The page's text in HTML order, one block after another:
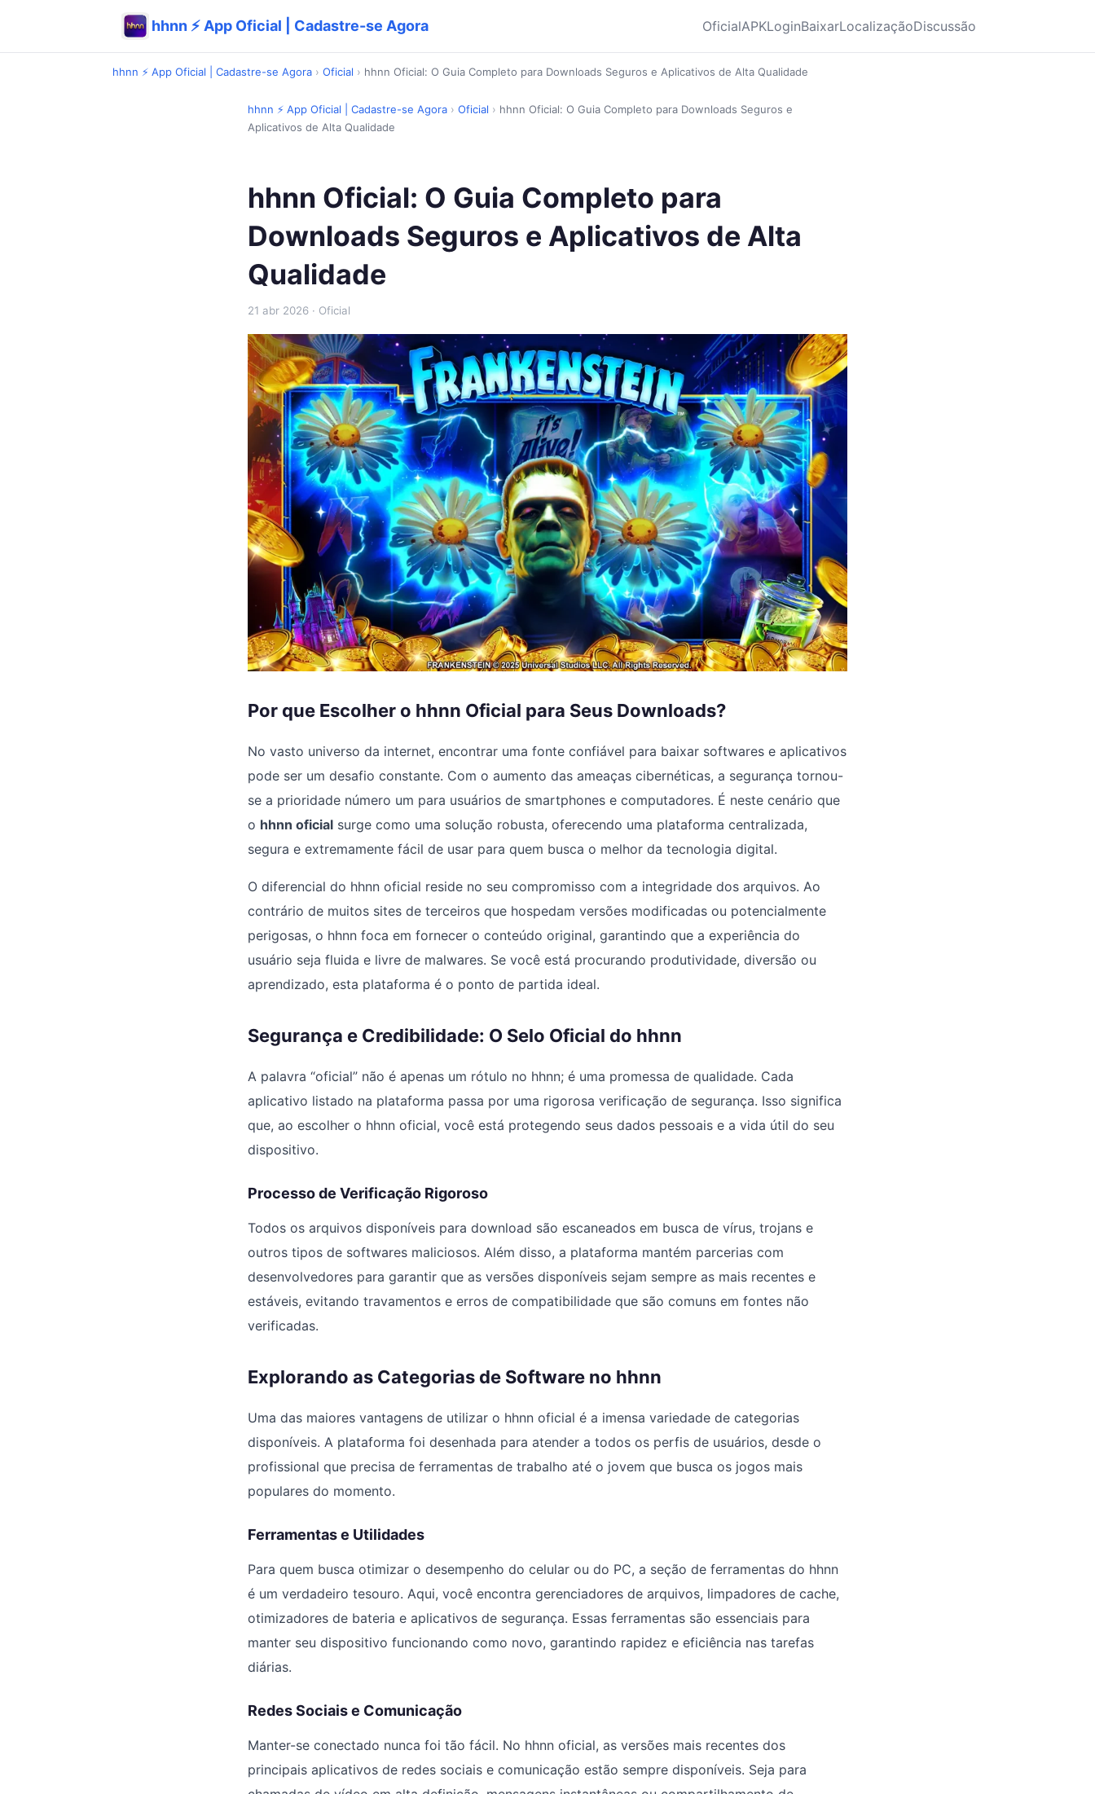
hhnn ⚡ App Oficial | Cadastre-se Agora OficialAPKLoginBaixarLocalizaçãoDiscussão
hhnn ⚡ App Oficial | Cadastre-se Agora › Oficial › hhnn Oficial: O Guia Completo para Downloads Seguros e Aplicativos de Alta Qualidade
hhnn ⚡ App Oficial | Cadastre-se Agora › Oficial › hhnn Oficial: O Guia Completo para Downloads Seguros e
Aplicativos de Alta Qualidade
hhnn Oficial: O Guia Completo para
Downloads Seguros e Aplicativos de Alta
Qualidade
21 abr 2026 · Oficial
Por que Escolher o hhnn Oficial para Seus Downloads?
No vasto universo da internet, encontrar uma fonte confiável para baixar softwares e aplicativos
pode ser um desafio constante. Com o aumento das ameaças cibernéticas, a segurança tornou-
se a prioridade número um para usuários de smartphones e computadores. É neste cenário que
o hhnn oficial surge como uma solução robusta, oferecendo uma plataforma centralizada,
segura e extremamente fácil de usar para quem busca o melhor da tecnologia digital.
O diferencial do hhnn oficial reside no seu compromisso com a integridade dos arquivos. Ao
contrário de muitos sites de terceiros que hospedam versões modificadas ou potencialmente
perigosas, o hhnn foca em fornecer o conteúdo original, garantindo que a experiência do
usuário seja fluida e livre de malwares. Se você está procurando produtividade, diversão ou
aprendizado, esta plataforma é o ponto de partida ideal.
Segurança e Credibilidade: O Selo Oficial do hhnn
A palavra “oficial” não é apenas um rótulo no hhnn; é uma promessa de qualidade. Cada
aplicativo listado na plataforma passa por uma rigorosa verificação de segurança. Isso significa
que, ao escolher o hhnn oficial, você está protegendo seus dados pessoais e a vida útil do seu
dispositivo.
Processo de Verificação Rigoroso
Todos os arquivos disponíveis para download são escaneados em busca de vírus, trojans e
outros tipos de softwares maliciosos. Além disso, a plataforma mantém parcerias com
desenvolvedores para garantir que as versões disponíveis sejam sempre as mais recentes e
estáveis, evitando travamentos e erros de compatibilidade que são comuns em fontes não
verificadas.
Explorando as Categorias de Software no hhnn
Uma das maiores vantagens de utilizar o hhnn oficial é a imensa variedade de categorias
disponíveis. A plataforma foi desenhada para atender a todos os perfis de usuários, desde o
profissional que precisa de ferramentas de trabalho até o jovem que busca os jogos mais
populares do momento.
Ferramentas e Utilidades
Para quem busca otimizar o desempenho do celular ou do PC, a seção de ferramentas do hhnn
é um verdadeiro tesouro. Aqui, você encontra gerenciadores de arquivos, limpadores de cache,
otimizadores de bateria e aplicativos de segurança. Essas ferramentas são essenciais para
manter seu dispositivo funcionando como novo, garantindo rapidez e eficiência nas tarefas
diárias.
Redes Sociais e Comunicação
Manter-se conectado nunca foi tão fácil. No hhnn oficial, as versões mais recentes dos
principais aplicativos de redes sociais e comunicação estão sempre disponíveis. Seja para